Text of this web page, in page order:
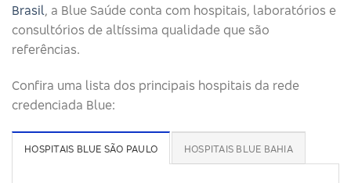
Brasil, a Blue Saúde conta com hospitais, laboratórios e
consultórios de altíssima qualidade que são
referências.
Confira uma lista dos principais hospitais da rede
credenciada Blue:
HOSPITAIS BLUE SÃO PAULO HOSPITAIS BLUE BAHIA